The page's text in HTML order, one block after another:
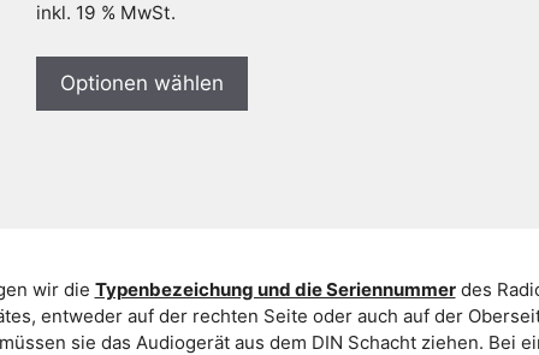
inkl. 19 % MwSt.
Optionen wählen
wir die Typenbezeichung und die Seriennummerdes
entweder auf der rechten Seite oder auch auf der
sie das Audiogerät aus dem DIN Schacht ziehen. Bei